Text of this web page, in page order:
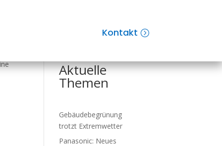
KontaktSuchen
Aktuelle
Themen
Gebäude­be­grü­nung
trotzt Ex­trem­wet­ter
Panasonic: Neues